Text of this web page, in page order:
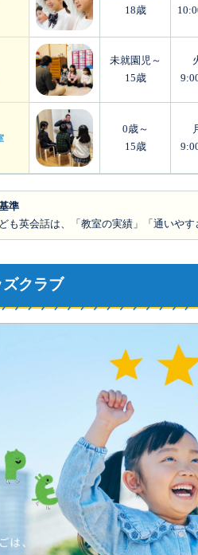
18歳
未就園児～
15歳
0歳～
15歳
準
も英会話は、「教室の実績」「通いや
クラブ